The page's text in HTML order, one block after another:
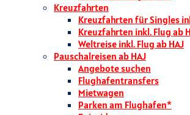
Kreuzfahrten
Kreuzfahrten für Singles
Kreuzfahrten inkl. Flug ab
Weltreise inkl. Flug ab HAJ
Pauschalreisen ab HAJ
Angebote suchen
Flughafentransfers
Mietwagen
Parken am Flughafen*